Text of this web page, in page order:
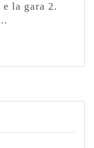
la gara 2.